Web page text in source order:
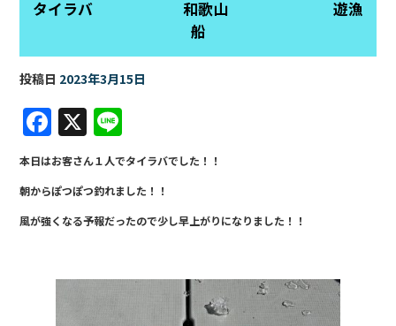
タイラバ 和歌山 遊漁
船
投稿日 2023年3月15日
F
a
c
e
b
o
X
n
e
本日はお客さん１人でタイラバでした！！
朝からぽつぽつ釣れました！！
風が強くなる予報だったので少し早上がりになりました！！